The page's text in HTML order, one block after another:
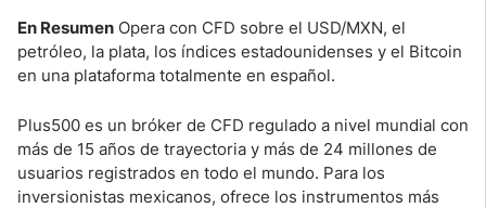
En Resumen Opera con CFD sobre el USD/MXN, el
petróleo, la plata, los índices estadounidenses y el Bitcoin
en una plataforma totalmente en español.
Plus500 es un bróker de CFD regulado a nivel mundial con
más de 15 años de trayectoria y más de 24 millones de
usuarios registrados en todo el mundo. Para los
inversionistas mexicanos, ofrece los instrumentos más